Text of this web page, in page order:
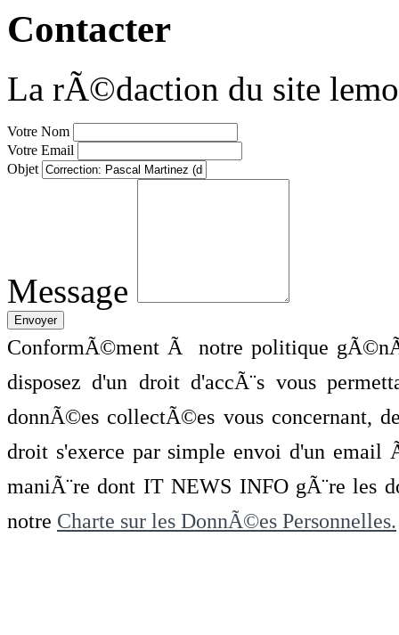
Contacter
La rÃ©daction du site
Votre Nom
Votre Email
Objet
Message
ConformÃ©ment Ã notre politique
disposez d'un droit d'accÃ¨s vous
donnÃ©es collectÃ©es vous concernant,
droit s'exerce par simple envoi d'un
maniÃ¨re dont IT NEWS INFO gÃ¨re les
notre Charte sur les DonnÃ©es Personnelles.